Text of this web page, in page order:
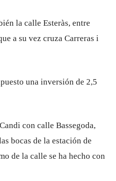
la calle Esteràs, entre
a su vez cruza Carreras i
una inversión de 2,5
con calle Bassegoda,
bocas de la estación de
de la calle se ha hecho con